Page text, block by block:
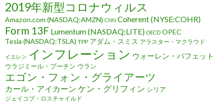
2019年新型コロナウィルス
Amazon.com (NASDAQ:AMZN) CNN Coherent (NYSE:COHR)
Form 13F Lumentum (NASDAQ:LITE) OECD OPEC
Tesla (NASDAQ:TSLA) TPP アダム・スミス アラスター・マクラウド
イエレン インフレーション ウォーレン・バフェット
ウラジミール・プーチン ウラン
エゴン・フォン・グライアーツ
カール・アイカーン ケン・グリフィン シリア
ジェイコブ・ロスチャイルド